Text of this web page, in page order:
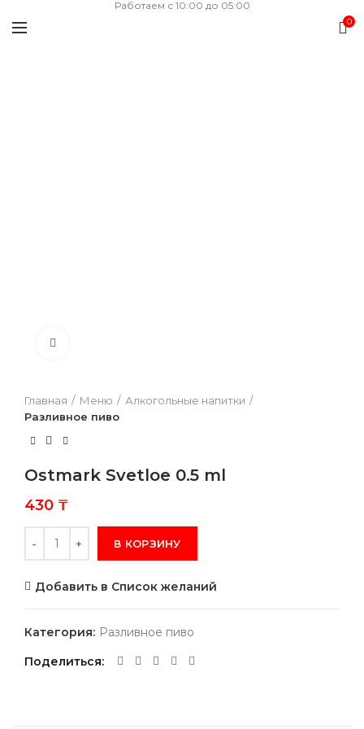
Работаем с 10:00 до 05:00
0
Главная Меню
Алкогольные напитки
Разливное пиво
Ostmark Svetloe 0.5 ml
430 ₸
Количество
В КОРЗИНУ
Добавить в Список желаний
Категория: Разливное пиво
Поделиться